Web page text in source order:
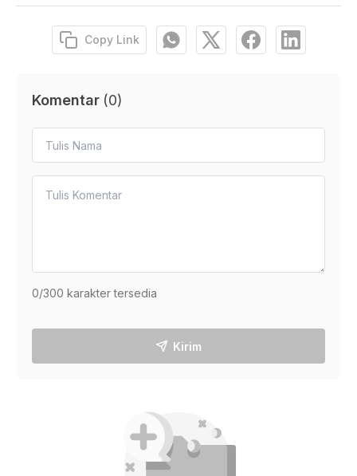
Copy Link
Komentar (0)
0/300 karakter tersedia
Kirim